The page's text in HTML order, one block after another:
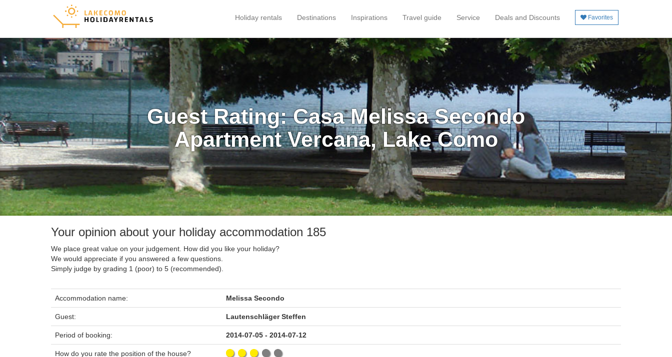
Holiday rentals Destinations Inspirations Travel guide Service Deals and Discounts Favorites
Guest Rating: Casa Melissa Secondo
Apartment Vercana, Lake Como
Your opinion about your holiday accommodation 185
We place great value on your judgement. How did you like your holiday?
We would appreciate if you answered a few questions.
Simply judge by grading 1 (poor) to 5 (recommended).
Accommodation name: Melissa Secondo
Guest: Lautenschläger Steffen
Period of booking: 2014-07-05 - 2014-07-12
How do you rate the position of the house?